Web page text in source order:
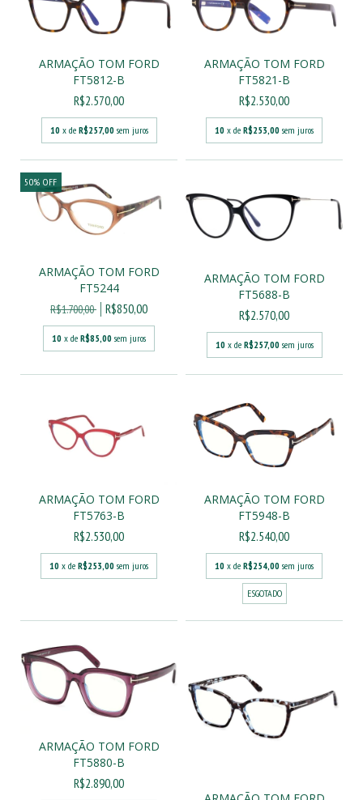
ARMAÇÃO TOM FORD
FT5812-B
R$2.570,00
10 x de R$257,00 sem juros
ARMAÇÃO TOM FORD
FT5821-B
R$2.530,00
10 x de R$253,00 sem juros
50% OFF
ARMAÇÃO TOM FORD
FT5244
R$1.700,00 R$850,00
10 x de R$85,00 sem juros
ARMAÇÃO TOM FORD
FT5688-B
R$2.570,00
10 x de R$257,00 sem juros
ARMAÇÃO TOM FORD
FT5763-B
R$2.530,00
10 x de R$253,00 sem juros
ARMAÇÃO TOM FORD
FT5948-B
R$2.540,00
10 x de R$254,00 sem juros
ESGOTADO
ARMAÇÃO TOM FORD
FT5880-B
R$2.890,00